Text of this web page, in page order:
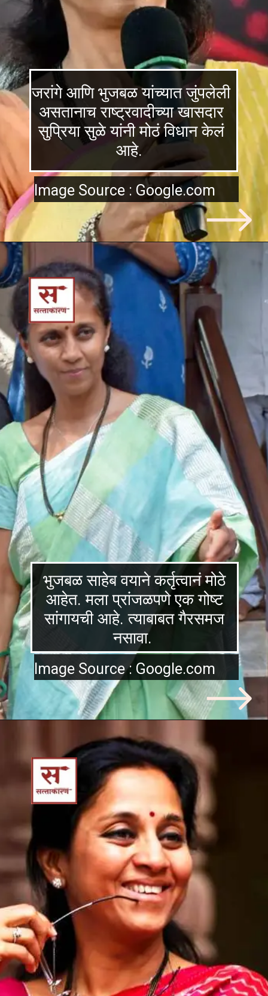
जरांगे आणि भुजबळ यांच्यात जुंपलेली
असतानाच राष्ट्रवादीच्या खासदार
सुप्रिया सुळे यांनी मोठं विधान केलं
आहे.
Image Source : Google.com
भुजबळ साहेब वयाने कर्तृत्वानं मोठे
आहेत. मला प्रांजळपणे एक गोष्ट
सांगायची आहे. त्याबाबत गैरसमज
नसावा.
Image Source : Google.com